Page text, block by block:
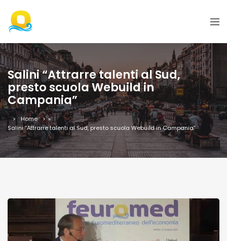
Salini “Attrarre talenti al Sud,
presto scuola Webuild in
Campania”
Home
»
Salini “Attrarre talenti al Sud, presto scuola Webuild in Campania”